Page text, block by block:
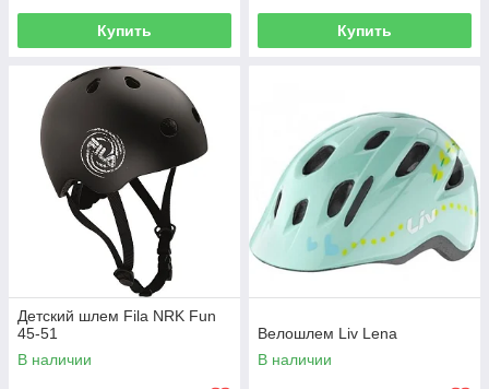
Купить Купить
Детский шлем Fila NRK Fun
45-51
В наличии
Велошлем Liv Lena
В наличии